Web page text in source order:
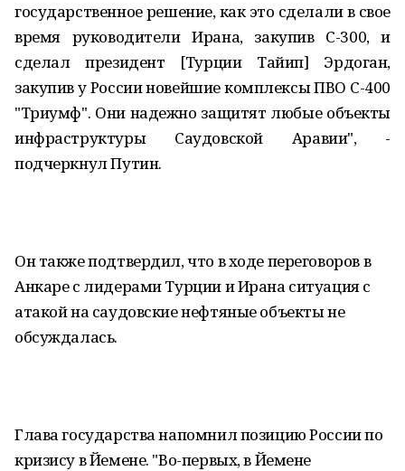
государственное решение, как это сделали в свое
время руководители Ирана, закупив С-300, и
сделал президент [Турции Тайип] Эрдоган,
закупив у России новейшие комплексы ПВО С-400
"Триумф". Они надежно защитят любые объекты
инфраструктуры Саудовской Аравии", -
подчеркнул Путин.
Он также подтвердил, что в ходе переговоров в
Анкаре с лидерами Турции и Ирана ситуация с
атакой на саудовские нефтяные объекты не
обсуждалась.
Глава государства напомнил позицию России по
кризису в Йемене. "Во-первых, в Йемене